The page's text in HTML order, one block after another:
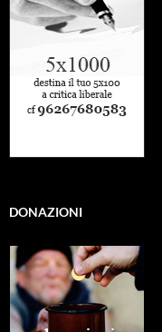
DONAZIONI